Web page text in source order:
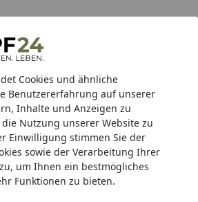
Cookies und ähnliche
Benutzererfahrung auf unserer
Inhalte und Anzeigen zu
Nutzung unserer Website zu
Einwilligung stimmen Sie der
sowie der Verarbeitung Ihrer
um Ihnen ein bestmögliches
Funktionen zu bieten.
Store
Hotline
gratis Sandfilteranlage & Pool-
bis 468,99€)